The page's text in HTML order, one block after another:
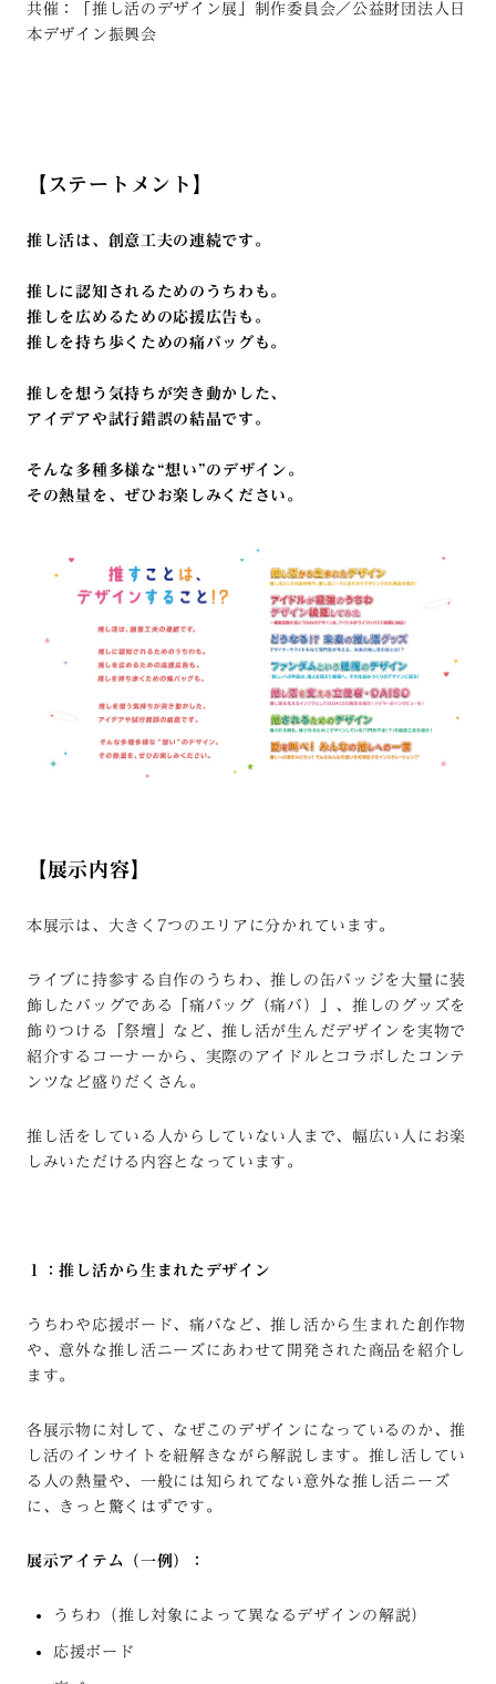
共催：「推し活のデザイン展」制作委員会／公益財団法人日
本デザイン振興会
【ステートメント】
推し活は、創意工夫の連続です。
推しに認知されるためのうちわも。
推しを広めるための応援広告も。
推しを持ち歩くための痛バッグも。
推しを想う気持ちが突き動かした、
アイデアや試行錯誤の結晶です。
そんな多種多様な“想い”のデザイン。
その熱量を、ぜひお楽しみください。
【展示内容】
本展示は、大きく7つのエリアに分かれています。
ライブに持参する自作のうちわ、推しの缶バッジを大量に装
飾したバッグである「痛バッグ（痛バ）」、推しのグッズを
飾りつける「祭壇」など、推し活が生んだデザインを実物で
紹介するコーナーから、実際のアイドルとコラボしたコンテ
ンツなど盛りだくさん。
推し活をしている人からしていない人まで、幅広い人にお楽
しみいただける内容となっています。
１：推し活から生まれたデザイン
うちわや応援ボード、痛バなど、推し活から生まれた創作物
や、意外な推し活ニーズにあわせて開発された商品を紹介し
ます。
各展示物に対して、なぜこのデザインになっているのか、推
し活のインサイトを紐解きながら解説します。推し活してい
る人の熱量や、一般には知られてない意外な推し活ニーズ
に、きっと驚くはずです。
展示アイテム（一例）：
うちわ（推し対象によって異なるデザインの解説）
応援ボード